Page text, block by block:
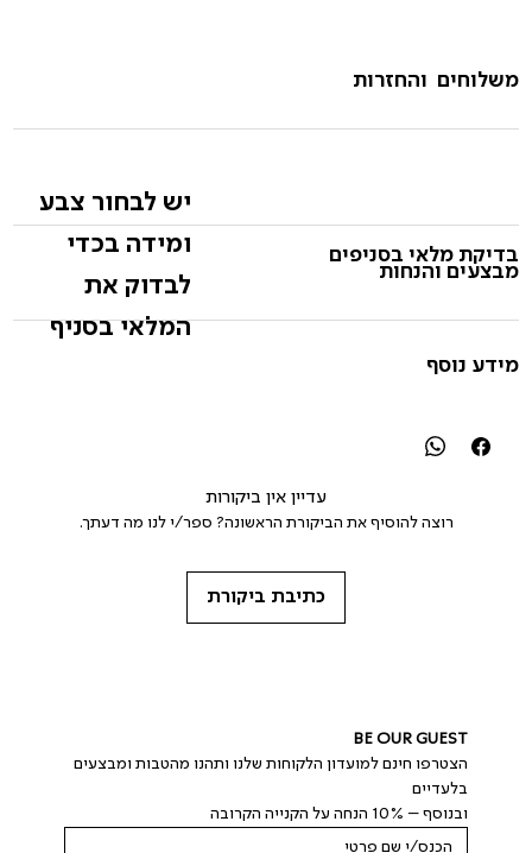
משלוחים והחזרות
יש לבחור צבע
ומידה בכדי
לבדוק את
המלאי בסניף
בדיקת מלאי בסניפים
מבצעים והנחות
מידע נוסף
עדיין אין ביקורות
רוצה להוסיף את הביקורת הראשונה? ספר/י לנו מה דעתך.
כתיבת ביקורת
BE OUR GUEST
הצטרפו חינם למועדון הלקוחות שלנו ותהנו מהטבות ומבצעים
בלעדיים
ובנוסף – 10% הנחה על הקנייה הקרובה